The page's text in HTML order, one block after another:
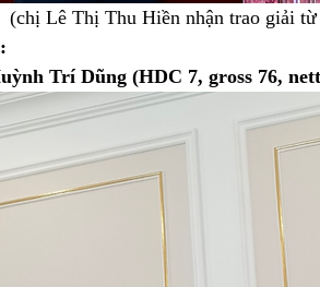
(chị Lê Thị Thu Hiền nhận trao giải
Trí Dũng (HDC 7, gross 76,